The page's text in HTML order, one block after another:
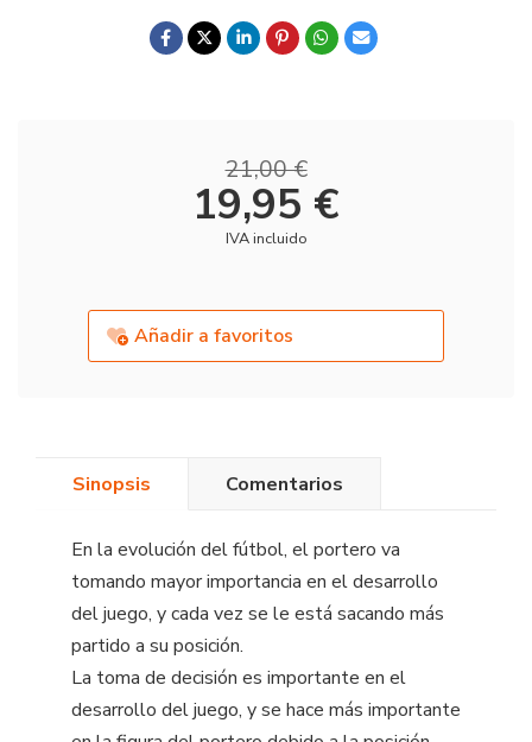
21,00 €
19,95 €
IVA incluido
Añadir a favoritos
Sinopsis Comentarios
En la evolución del fútbol, el portero va
tomando mayor importancia en el desarrollo
del juego, y cada vez se le está sacando más
partido a su posición.
La toma de decisión es importante en el
desarrollo del juego, y se hace más importante